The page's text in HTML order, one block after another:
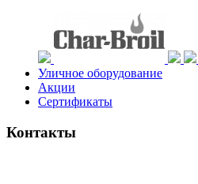
Уличное оборудование
Акции
Сертификаты
Контакты